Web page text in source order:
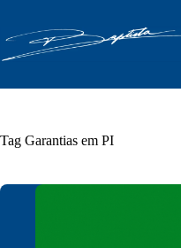
o
conteúdo
Tag Garantias em PI